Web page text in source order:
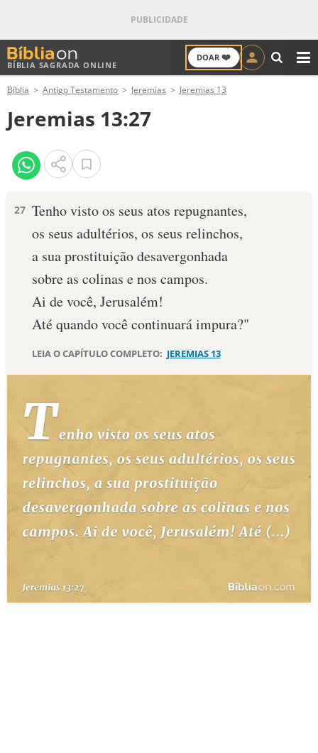
BÍBLIA SAGRADA ONLINE
DOAR ❤️
ANTIGO TESTAMENTO
NOVO TESTAMENTO
VERSÍCULOS
PALAVRA DO DIA
SALMO DO DIA
DEVOCIONAL DIÁRIO
ESBOÇOS DE PREGAÇÃO
TEMAS
PERGUNTE À BÍBLIA IA
TERMO BÍBLICO JOGOS
QUEM SOMOS
LOJA BÍBLIAON
Bíblia Antigo Testamento Jeremias Jeremias 13
Jeremias 13:27
27 Tenho visto os seus atos repugnantes,
os seus adultérios, os seus relinchos,
a sua prostituição desavergonhada
sobre as colinas e nos campos.
Ai de você, Jerusalém!
Até quando você continuará impura?"
LEIA O CAPÍTULO COMPLETO: JEREMIAS 13